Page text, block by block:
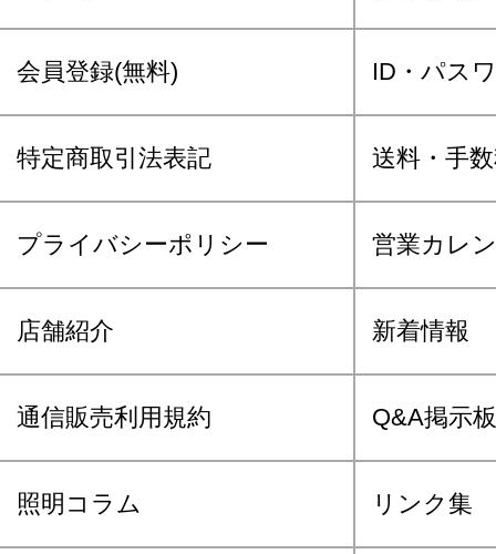
会員登録(無料) ID・パス
特定商取引法表記 送料・手
プライバシーポリシー 営業カレ
店舗紹介 新着情報
通信販売利用規約 Q&A掲示板
照明コラム リンク集